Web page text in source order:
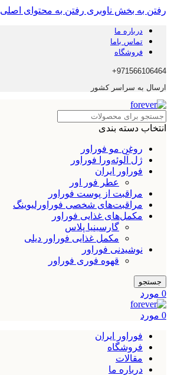
رفتن به بخش ناوبری رفتن به محتوای اصلی
درباره ما
تماس باما
فروشگاه
971566106464+
ارسال به سراسر کشور
انتخاب دسته بندی
روغن مو فوراور
ژل آلوئه‌ورا فوراور
فوراور ایران
عطر فور اور
مراقبت از پوست فوراور
مراقبت‌های شخصی فوراورلیوینگ
مکمل‌های غذایی فوراور
گارسینیا پلاس
مکمل غذایی فوراور دیلی
نوشیدنی فوراور
قهوه فوری فوراور
جستجو
0 مورد
0 مورد
فوراور ایران
فروشگاه
مقالات
درباره ما